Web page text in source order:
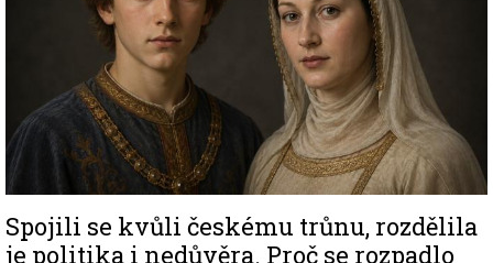
Spojili se kvůli českému trůnu, rozdělila
je politika i nedůvěra. Proč se rozpadlo